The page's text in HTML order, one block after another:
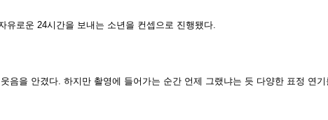
로운 24시간을 보내는 소년을 컨셉으로 진행됐다.
을 안겼다. 하지만 촬영에 들어가는 순간 언제 그랬냐는 듯 다양한 표정 연